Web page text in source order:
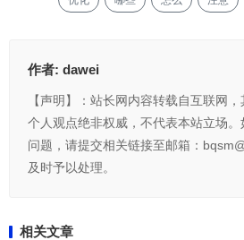
作者: dawei
【声明】：站长网内容转载自互联网
个人观点绝非权威，不代表本站立场
问题，请提交相关链接至邮箱：
及时予以处理。
相关文章